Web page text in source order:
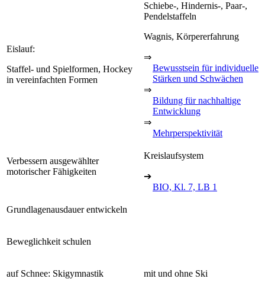
Eislauf:
Staffel- und Spielformen, Hockey
in vereinfachten Formen
Schiebe-, Hindernis-, Paar-,
Pendelstaffeln
Wagnis, Körpererfahrung
⇒
Bewusstsein für individuelle
Stärken und Schwächen
⇒
Bildung für nachhaltige
Entwicklung
⇒
Mehrperspektivität
Verbessern ausgewählter
motorischer Fähigkeiten
Kreislaufsystem
➔
BIO, Kl. 7, LB 1
Grundlagenausdauer entwickeln
Beweglichkeit schulen
auf Schnee: Skigymnastik mit und ohne Ski